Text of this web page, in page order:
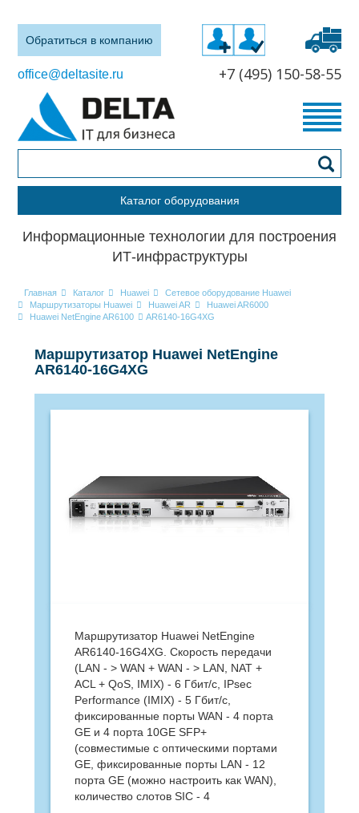
Обратиться в компанию
office@deltasite.ru +7 (495) 150-58-55
Каталог оборудования
Информационные технологии для построения
ИТ-инфраструктуры
Главная Каталог Huawei
Сетевое оборудование Huawei
Маршрутизаторы Huawei
Huawei AR
Huawei AR6000
Huawei NetEngine AR6100
AR6140-16G4XG
Маршрутизатор Huawei NetEngine
AR6140-16G4XG
Маршрутизатор Huawei NetEngine
AR6140-16G4XG. Скорость передачи
(LAN - > WAN + WAN - > LAN, NAT +
ACL + QoS, IMIX) - 6 Гбит/с, IPsec
Performance (IMIX) - 5 Гбит/с,
фиксированные порты WAN - 4 порта
GE и 4 порта 10GE SFP+
(совместимые с оптическими портами
GE, фиксированные порты LAN - 12
порта GE (можно настроить как WAN),
количество слотов SIC - 4